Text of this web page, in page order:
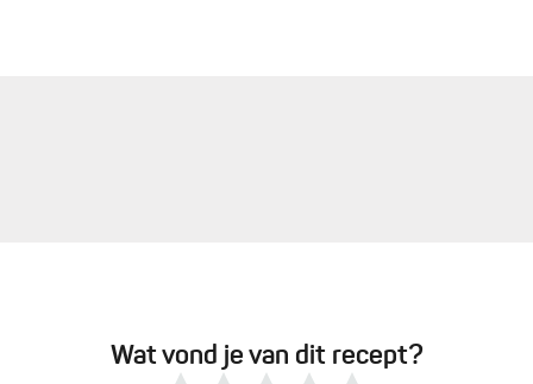
Wat vond je van dit recept?